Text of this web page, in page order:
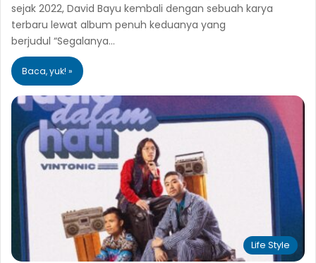
sejak 2022, David Bayu kembali dengan sebuah karya
terbaru lewat album penuh keduanya yang
berjudul “Segalanya…
Baca, yuk! »
Life Style